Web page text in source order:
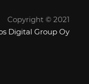
Copyright © 2021
Digital Group Oy